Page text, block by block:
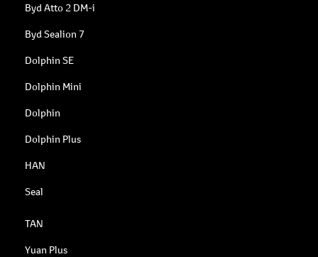
Byd Atto 2 DM-i
Byd Sealion 7
Dolphin SE
Dolphin Mini
Dolphin
Dolphin Plus
HAN
Seal
TAN
Yuan Plus